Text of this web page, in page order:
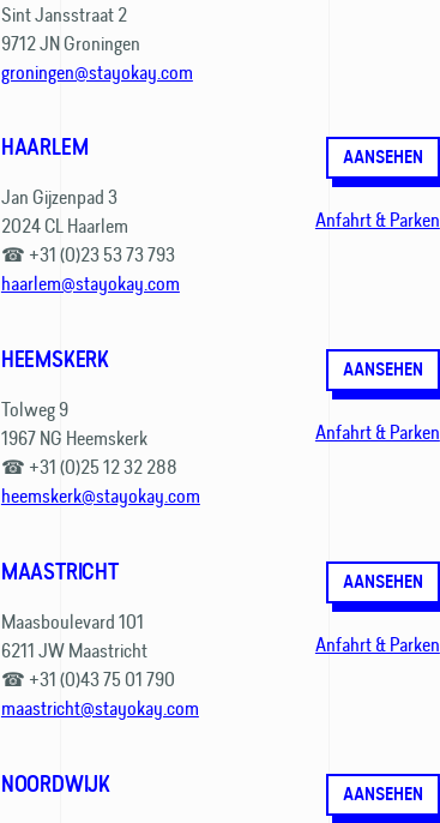
Sint Jansstraat 2
9712 JN Groningen
groningen@stayokay.com
HAARLEM
Jan Gijzenpad 3
2024 CL Haarlem
☎ +31 (0)23 53 73 793
haarlem@stayokay.com
AANSEHEN
Anfahrt & Parken
HEEMSKERK
Tolweg 9
1967 NG Heemskerk
☎ +31 (0)25 12 32 288
heemskerk@stayokay.com
AANSEHEN
Anfahrt & Parken
MAASTRICHT
Maasboulevard 101
6211 JW Maastricht
☎ +31 (0)43 75 01 790
maastricht@stayokay.com
AANSEHEN
Anfahrt & Parken
NOORDWIJK AANSEHEN